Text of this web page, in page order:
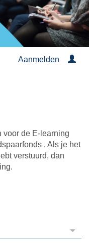
Aanmelden
voor de E-learning
. Als je het
verstuurd, dan